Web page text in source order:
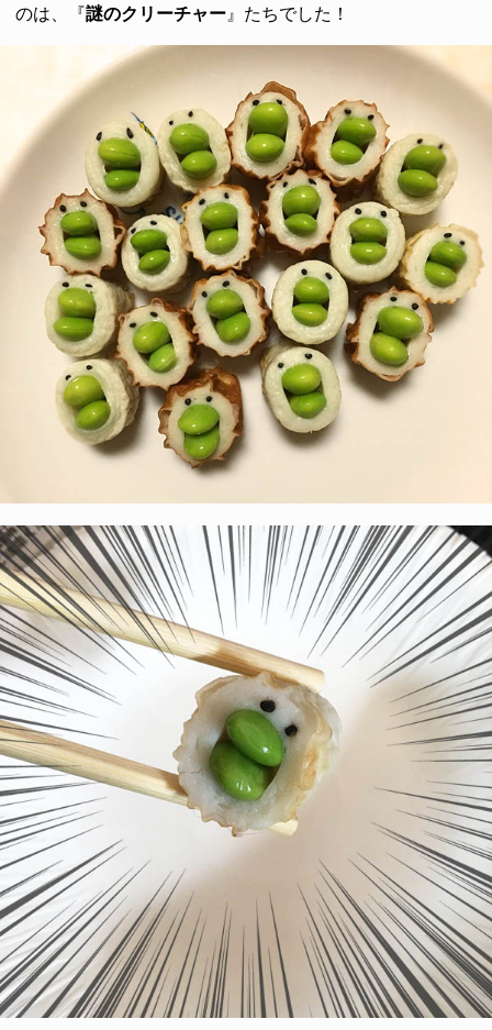
のは、『 謎のクリーチャー』たちでした！